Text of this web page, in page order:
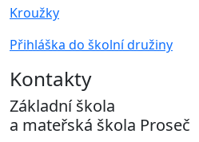
Kroužky
Přihláška do školní družiny
Kontakty
Základní škola
a mateřská škola Proseč